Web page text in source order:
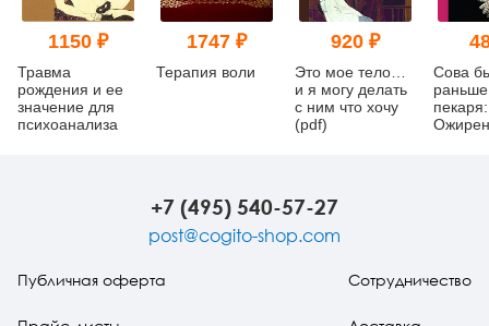
1150 ₽
Травма
рождения и ее
значение для
психоанализа
1747 ₽
Терапия воли
920 ₽
Это мое тело…
и я могу делать
с ним что хочу
(pdf)
Сова
пекаря:
+7 (495) 540-57-27
post@cogito-shop.com
Публичная оферта Сотрудничество